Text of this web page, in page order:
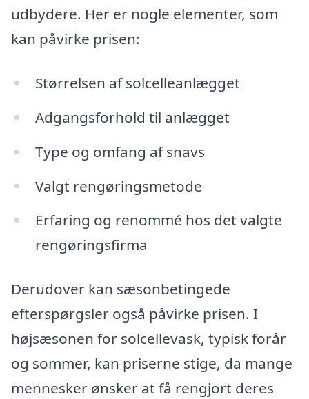
udbydere. Her er nogle elementer, som
kan påvirke prisen:
Størrelsen af solcelleanlægget
Adgangsforhold til anlægget
Type og omfang af snavs
Valgt rengøringsmetode
Erfaring og renommé hos det valgte
rengøringsfirma
Derudover kan sæsonbetingede
efterspørgsler også påvirke prisen. I
højsæsonen for solcellevask, typisk forår
og sommer, kan priserne stige, da mange
mennesker ønsker at få rengjort deres